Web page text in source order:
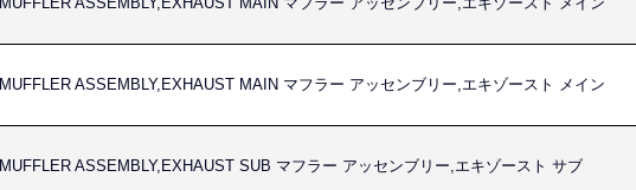
MUFFLER ASSEMBLY,EXHAUST MAIN マフラー アッセンブリー,エキゾースト メイン
MUFFLER ASSEMBLY,EXHAUST SUB マフラー アッセンブリー,エキゾースト サブ